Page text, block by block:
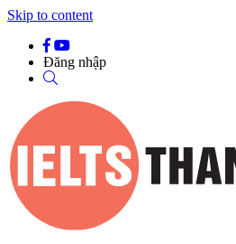
Skip to content
Đăng nhập